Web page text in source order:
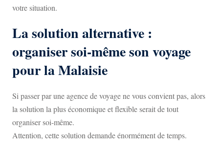
votre situation.
La solution alternative :
organiser soi-même son voyage
pour la Malaisie
Si passer par une agence de voyage ne vous convient pas, alors
la solution la plus économique et flexible serait de tout
organiser soi-même.
Attention, cette solution demande énormément de temps.